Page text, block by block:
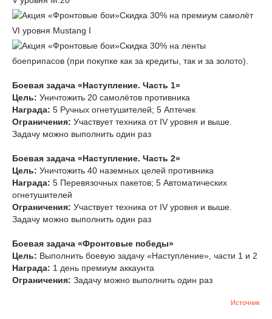
Скидка 30% на премиум самолёт
VI уровня Mustang I
Скидка 30% на ленты
боеприпасов (при покупке как за кредиты, так и за золото).
Боевая задача «Наступление. Часть 1»
Цель: Уничтожить 20 самолётов противника
Награда: 5 Ручных огнетушителей; 5 Аптечек
Ограничения: Участвует техника от IV уровня и выше.
Задачу можно выполнить один раз
Боевая задача «Наступление. Часть 2»
Цель: Уничтожить 40 наземных целей противника
Награда: 5 Перевязочных пакетов; 5 Автоматических
огнетушителей
Ограничения: Участвует техника от IV уровня и выше.
Задачу можно выполнить один раз
Боевая задача «Фронтовые победы»
Цель: Выполнить боевую задачу «Наступление», части 1 и 2
Награда: 1 день премиум аккаунта
Ограничения: Задачу можно выполнить один раз
Источник